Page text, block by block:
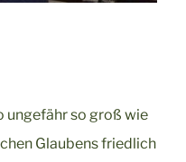
ungefähr so groß wie
Glaubens friedlich